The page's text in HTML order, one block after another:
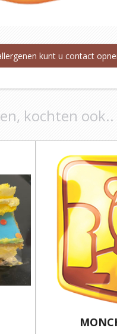
kunt u contact
kochten ook..